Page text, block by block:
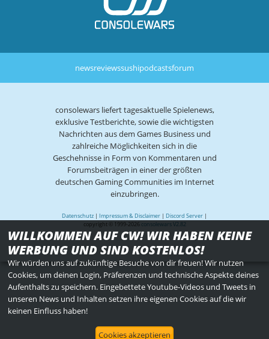
newsreviewssushipodcastsforum
consolewars liefert tagesaktuelle Spielenews,
exklusive Testberichte, sowie die wichtigsten
Nachrichten aus dem Games Business und
zahlreiche Möglichkeiten sich in die
Geschehnisse in Form von Kommentaren und
Forumsbeiträgen in einer der größten
deutschen Gaming Communities im Internet
einzubringen.
Datenschutz | Impressum & Disclaimer | Discord Server |
copyright © 1999-2026 consolewars V2.82
WILLKOMMEN AUF CW! WIR HABEN KEINE
WERBUNG UND SIND KOSTENLOS!
Wir würden uns auf zukünftige Besuche von dir freuen! Wir nutzen
Cookies, um deinen Login, Präferenzen und technische Aspekte deines
Aufenthalts zu speichern. Eingebettete Youtube-Videos und Tweets in
unseren News und Inhalten setzen ihre eigenen Cookies auf die wir
keinen Einfluss haben!
Cookies akzeptieren